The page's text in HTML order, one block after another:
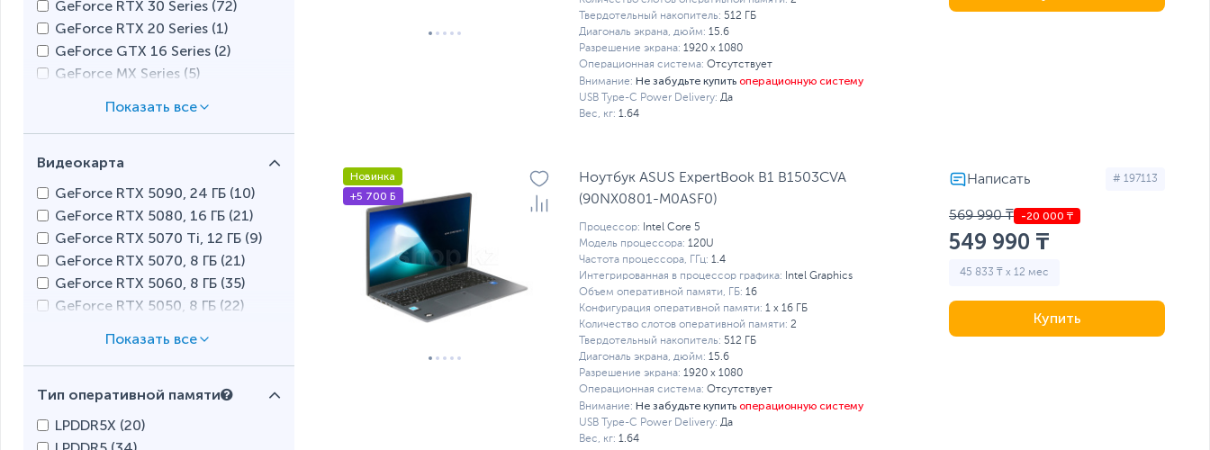
GeForce RTX 30 Series (72)
GeForce RTX 20 Series (1)
GeForce GTX 16 Series (2)
GeForce MX Series (5)
Видеокарта
GeForce RTX 5090, 24 ГБ (10)
GeForce RTX 5080, 16 ГБ (21)
GeForce RTX 5070 Ti, 12 ГБ (9)
GeForce RTX 5070, 8 ГБ (21)
GeForce RTX 5060, 8 ГБ (35)
GeForce RTX 5050, 8 ГБ (22)
GeForce RTX 3080, 8 ГБ (1
GeForce RTX 3070 Ti, 8 ГБ (
GeForce RTX 3070, 8 ГБ (
Тип оперативной памяти
LPDDR5X (20)
Твердотельный накопитель: 512 ГБ
Диагональ экрана, дюйм: 15.6
Разрешение экрана: 1920 x 1080
Операционная система: Отсутствует
Внимание: Не забудьте купить операционную систему
USB Type-C Power Delivery: Да
Вес, кг: 1.64
Новинка
+5 700 Б
Ноутбук ASUS ExpertBook B1 B1503CVA
(90NX0801-M0ASF0)
Процессор:
Intel Core 5
Модель процессора: 120U
Частота процессора, ГГц: 1.4
Интегрированная в процессор графика:
Intel Graphics
Объем оперативной памяти, ГБ: 16
Конфигурация оперативной памяти: 1 х 16 ГБ
Количество слотов оперативной памяти: 2
Твердотельный накопитель: 512 ГБ
Диагональ экрана, дюйм: 15.6
Разрешение экрана: 1920 x 1080
Операционная система: Отсутствует
Внимание: Не забудьте купить операционную систему
USB Type-C Power Delivery: Да
Вес, кг: 1.64
# 197113
569 990 ₸
549 990 ₸
45 833 ₸ x 12 мес
Купить